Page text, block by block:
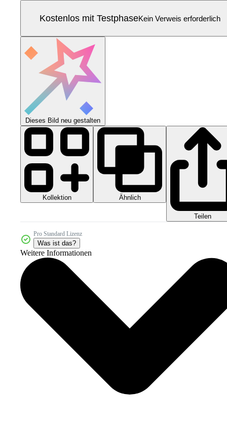
Kostenlos mit TestphaseKein Verweis erforderlich
Dieses Bild neu gestalten
Kollektion Ähnlich
Teilen
Pro Standard Lizenz
Was ist das?
Weitere Informationen